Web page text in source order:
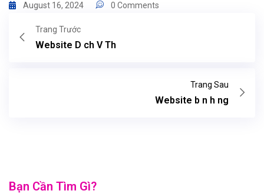
August 16, 2024 0 Comments
Trang Trước
Website D ch V Th
Trang Sau
Website b n h ng
Bạn Cần Tìm Gì?